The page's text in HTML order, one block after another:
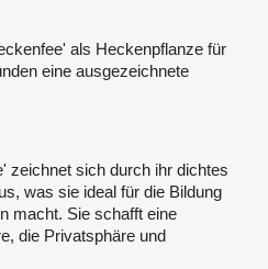
als Heckenpflanze für
eine ausgezeichnete
zeichnet sich durch ihr dichtes
was sie ideal für die Bildung
macht. Sie schafft eine
die Privatsphäre und